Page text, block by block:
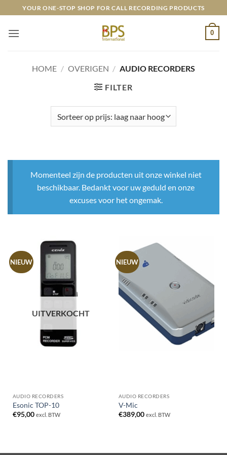
to
content
YOUR ONE-STOP SHOP FOR CALL RECORDING PRODUCTS
0
HOME / OVERIGEN / AUDIO RECORDERS
FILTER
Momenteel zijn de producten uit onze winkel niet
beschikbaar. Bedankt voor uw geduld en onze
excuses voor het ongemak.
NIEUW
UITVERKOCHT
AUDIO RECORDERS
Esonic TOP-10
€95,00 excl. BTW
NIEUW
AUDIO RECORDERS
V-Mic
€389,00 excl. BTW